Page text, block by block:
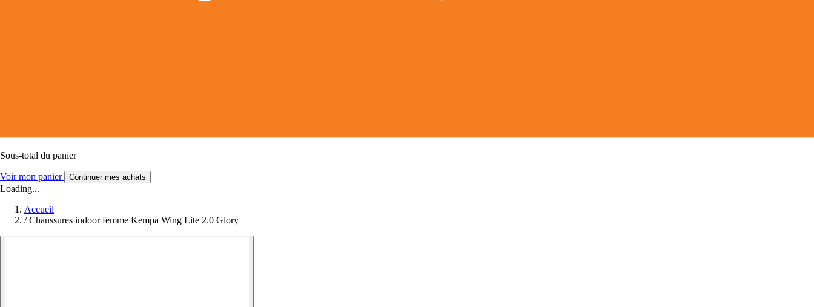
Sous-total du panier
Voir mon panier Continuer mes achats
Loading...
Accueil
/ Chaussures indoor femme Kempa Wing Lite 2.0 Glory